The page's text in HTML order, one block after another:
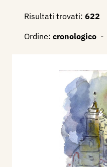
Risultati trovati: 622
Ordine: cronologico -